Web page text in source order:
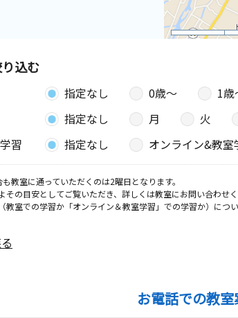
込む
指定なし 0歳〜 1歳
指定なし 月 火
習
指定なし オンライン&教室
教室に通っていただくのは2曜日となります。
の目安としてご覧いただき、詳しくは教室にお問い合わせ
室での学習か「オンライン＆教室学習」での学習か）につ
お電話での教室